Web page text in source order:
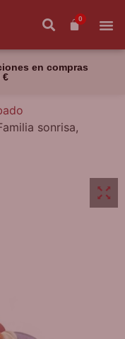
0
en compras
€
sonrisa,